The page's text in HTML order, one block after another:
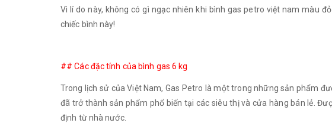
Vì lí do này, không có gì ngạc nhiên khi bình gas petro việt nam màu
chiếc bình này!
## Các đặc tính của bình gas 6 kg
Trong lịch sử của Việt Nam, Gas Petro là một trong những sản phẩm
đã trở thành sản phẩm phổ biến tại các siêu thị và cửa hàng bán lẻ.
định từ nhà nước.